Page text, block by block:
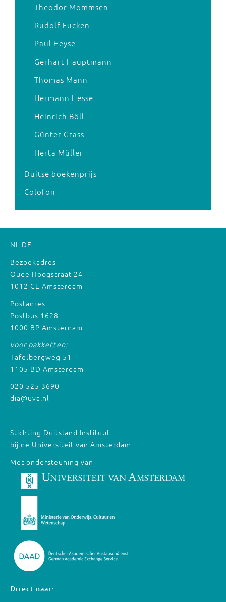
Theodor Mommsen
Rudolf Eucken
Paul Heyse
Gerhart Hauptmann
Thomas Mann
Hermann Hesse
Heinrich Böll
Günter Grass
Herta Müller
Duitse boekenprijs
Colofon
NL DE
Bezoekadres
Oude Hoogstraat 24
1012 CE Amsterdam
Postadres
Postbus 1628
1000 BP Amsterdam
voor pakketten:
Tafelbergweg 51
1105 BD Amsterdam
020 525 3690
dia@uva.nl
Stichting Duitsland Instituut
bij de Universiteit van Amsterdam
Met ondersteuning van
Direct naar: